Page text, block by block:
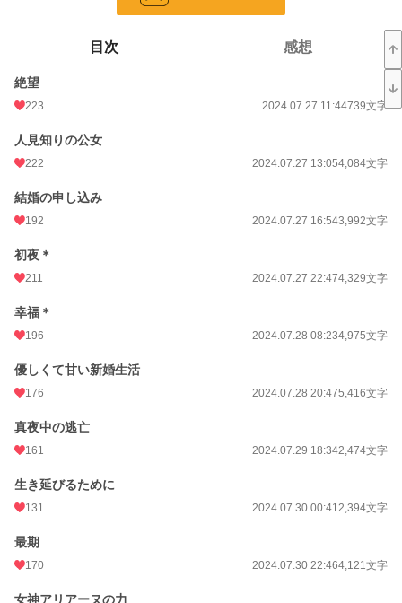
※他サイトにも掲載しています
21,859 位 / 228,589 件
恋愛
お気に入り
24h.ポイント 28 pt
更新日時 2024.08.26 22:57
月間ポイント
年間ポイント 22,534 pt (18,545 位)
累計ポイント
目次 感想
絶望
223 2024.07.27 11:44739文字
人見知りの公女
222 2024.07.27 13:054,084文字
結婚の申し込み
192 2024.07.27 16:543,992文字
初夜＊
211 2024.07.27 22:474,329文字
幸福＊
196 2024.07.28 08:234,975文字
優しくて甘い新婚生活
176 2024.07.28 20:475,416文字
真夜中の逃亡
161 2024.07.29 18:342,474文字
生き延びるために
131 2024.07.30 00:412,394文字
最期
170 2024.07.30 22:464,121文字
女神アリアーヌの力